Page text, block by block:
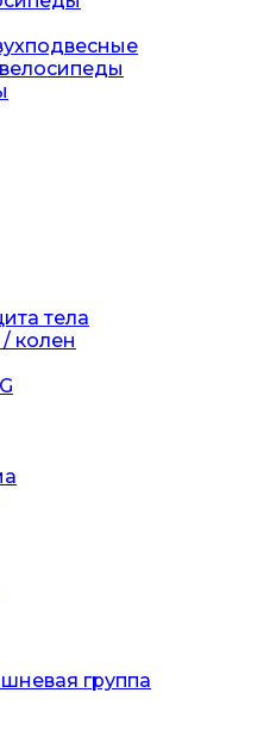
тела
колен
группа